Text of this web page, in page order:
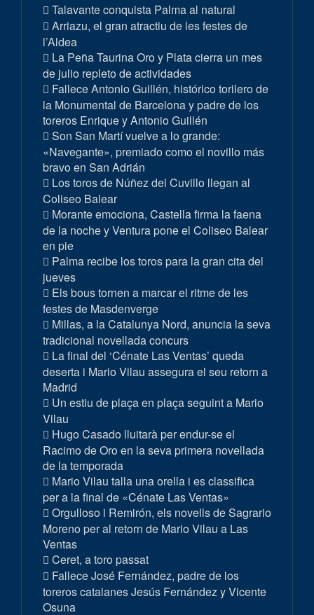
Talavante conquista Palma al natural
Arriazu, el gran atractiu de les festes de
l’Aldea
La Peña Taurina Oro y Plata cierra un mes
de julio repleto de actividades
Fallece Antonio Guillén, histórico torilero de
la Monumental de Barcelona y padre de los
toreros Enrique y Antonio Guillén
Son San Martí vuelve a lo grande:
«Navegante», premiado como el novillo más
bravo en San Adrián
Los toros de Núñez del Cuvillo llegan al
Coliseo Balear
Morante emociona, Castella firma la faena
de la noche y Ventura pone el Coliseo Balear
en pie
Palma recibe los toros para la gran cita del
jueves
Els bous tornen a marcar el ritme de les
festes de Masdenverge
Millas, a la Catalunya Nord, anuncia la seva
tradicional novellada concurs
La final del ‘Cénate Las Ventas’ queda
deserta i Mario Vilau assegura el seu retorn a
Madrid
Un estiu de plaça en plaça seguint a Mario
Vilau
Hugo Casado lluitarà per endur-se el
Racimo de Oro en la seva primera novellada
de la temporada
Mario Vilau talla una orella i es classifica
per a la final de «Cénate Las Ventas»
Orgulloso i Remirón, els novells de Sagrario
Moreno per al retorn de Mario Vilau a Las
Ventas
Ceret, a toro passat
Fallece José Fernández, padre de los
toreros catalanes Jesús Fernández y Vicente
Osuna